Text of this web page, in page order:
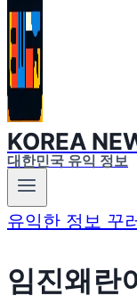
KOREA
대한민국 유익 정보
유익한 정보 꾸
임진왜란